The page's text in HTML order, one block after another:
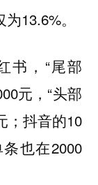
13.6%。
书，“尾部
元，“头部
；抖音的10
也在2000